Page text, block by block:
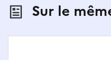
Sur le